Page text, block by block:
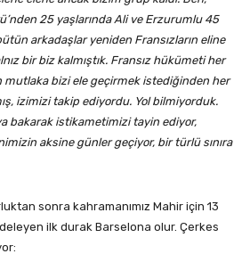
25 yaşlarında Ali ve Erzurumlu 45
arkadaşlar yeniden Fransızların eline
bir biz kalmıştık. Fransız hükümeti her
mutlaka bizi ele geçirmek istediğinden her
izimizi takip ediyordu. Yol bilmiyorduk.
bakarak istikametimizi tayin ediyor,
aksine günler geçiyor, bir türlü sınıra
sonra kahramanımız Mahir için 13
ilk durak Barselona olur. Çerkes